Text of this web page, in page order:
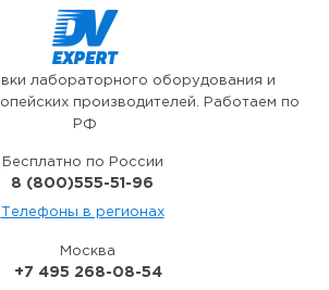
лабораторного оборудования и
производителей. Работаем по
РФ
Бесплатно по России
8 (800)555-51-96
Телефоны в регионах
Москва
+7 495 268-08-54